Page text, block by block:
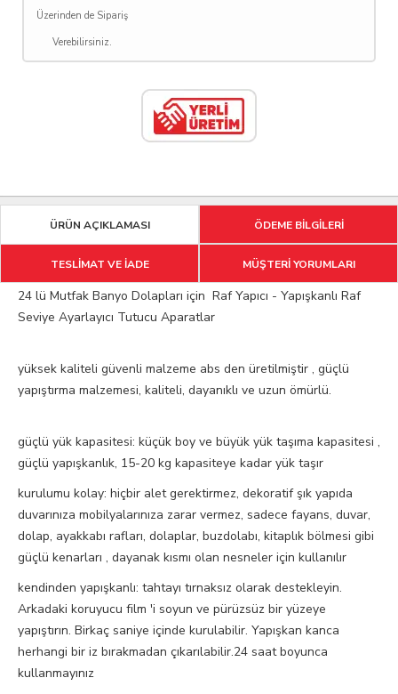
Üzerinden de Sipariş
Verebilirsiniz.
ÜRÜN AÇIKLAMASI ÖDEME BİLGİLERİ
TESLİMAT VE İADE MÜŞTERİ YORUMLARI
24 lü Mutfak Banyo Dolapları için Raf Yapıcı - Yapışkanlı Raf
Seviye Ayarlayıcı Tutucu Aparatlar
yüksek kaliteli güvenli malzeme abs den üretilmiştir , güçlü
yapıştırma malzemesi, kaliteli, dayanıklı ve uzun ömürlü.
güçlü yük kapasitesi: küçük boy ve büyük yük taşıma kapasitesi ,
güçlü yapışkanlık, 15-20 kg kapasiteye kadar yük taşır
kurulumu kolay: hiçbir alet gerektirmez, dekoratif şık yapıda
duvarınıza mobilyalarınıza zarar vermez, sadece fayans, duvar,
dolap, ayakkabı rafları, dolaplar, buzdolabı, kitaplık bölmesi gibi
güçlü kenarları , dayanak kısmı olan nesneler için kullanılır
kendinden yapışkanlı: tahtayı tırnaksız olarak destekleyin.
Arkadaki koruyucu film 'i soyun ve pürüzsüz bir yüzeye
yapıştırın. Birkaç saniye içinde kurulabilir. Yapışkan kanca
herhangi bir iz bırakmadan çıkarılabilir.24 saat boyunca
kullanmayınız